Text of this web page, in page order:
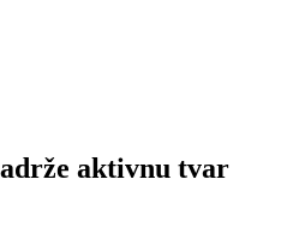
aktivnu tvar